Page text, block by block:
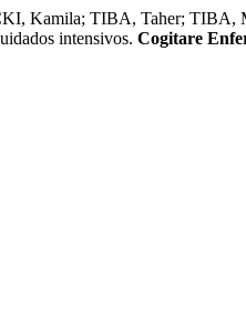
TIBA, Taher; TIBA,
intensivos. Cogitare